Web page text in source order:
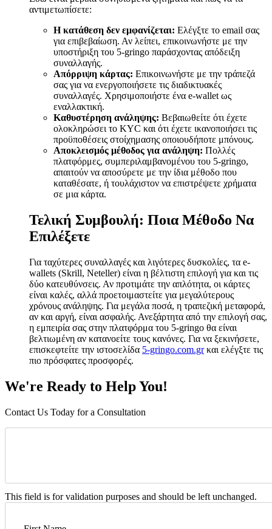
αντιμετωπίσετε:
Η κατάθεση δεν εμφανίζεται: Ελέγξτε το email σας
για επιβεβαίωση. Αν λείπει, επικοινωνήστε με την
υποστήριξη του 5-gringo παράσχοντας απόδειξη
συναλλαγής.
Απόρριψη κάρτας: Επικοινωνήστε με την τράπεζά
σας για να ενεργοποιήσετε τις διαδικτυακές
συναλλαγές. Χρησιμοποιήστε ένα e-wallet ως
εναλλακτική.
Καθυστέρηση ανάληψης: Βεβαιωθείτε ότι έχετε
ολοκληρώσει το KYC και ότι έχετε ικανοποιήσει τις
προϋποθέσεις στοίχημασης οποιουδήποτε μπόνους.
Αποκλεισμός μέθοδος για ανάληψη: Πολλές
πλατφόρμες, συμπεριλαμβανομένου του 5-gringo,
απαιτούν να αποσύρετε με την ίδια μέθοδο που
καταθέσατε, ή τουλάχιστον να επιστρέψετε χρήματα
σε μια κάρτα.
Τελική Συμβουλή: Ποια Μέθοδο Να
Επιλέξετε
Για ταχύτερες συναλλαγές και λιγότερες δυσκολίες, τα e-
wallets (Skrill, Neteller) είναι η βέλτιστη επιλογή για και τις
δύο κατευθύνσεις. Αν προτιμάτε την απλότητα, οι κάρτες
είναι καλές, αλλά προετοιμαστείτε για μεγαλύτερους
χρόνους ανάληψης. Για μεγάλα ποσά, η τραπεζική μεταφορά,
αν και αργή, είναι ασφαλής. Ανεξάρτητα από την επιλογή σας,
η εμπειρία σας στην πλατφόρμα του 5-gringo θα είναι
βελτιωμένη αν κατανοείτε τους κανόνες. Για να ξεκινήσετε,
επισκεφτείτε την ιστοσελίδα 5-gringo.com.grκαι ελέγξτε τις
πιο πρόσφατες προσφορές.
We're Ready to Help You!
Contact Us Today for a Consultation
This field is for validation purposes and should be left unchanged.